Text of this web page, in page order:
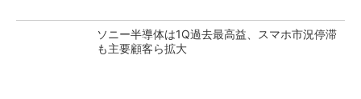
ソニー半導体は1Q過去最高益、スマホ市況停滞
も主要顧客ら拡大